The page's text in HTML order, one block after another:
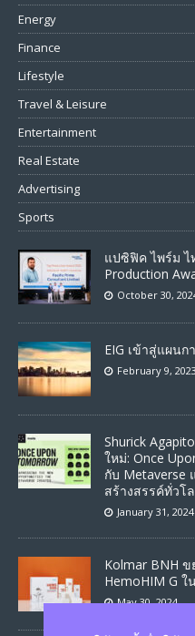
Energy
Finance
Lifestyle
Travel & Leisure
Entertainment
Real Estate
Advertising
Sports
แปซิฟิค ไพร์ม ไ
Production
October 30,
EIG เข้าสู่แผนก
February 9, 2023
Shurick
ใหม่: Once
กับ Metaverse
สร้างสรรค์ทั่วโ
January 31, 2024
Kolmar BNH
HemoHIM G ใ
May 30, 2024